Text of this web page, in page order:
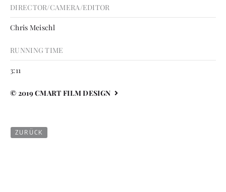
DIRECTOR/CAMERA/EDITOR
Chris Meischl
RUNNING TIME
3:11
© 2019 CMART FILM DESIGN
ZURÜCK